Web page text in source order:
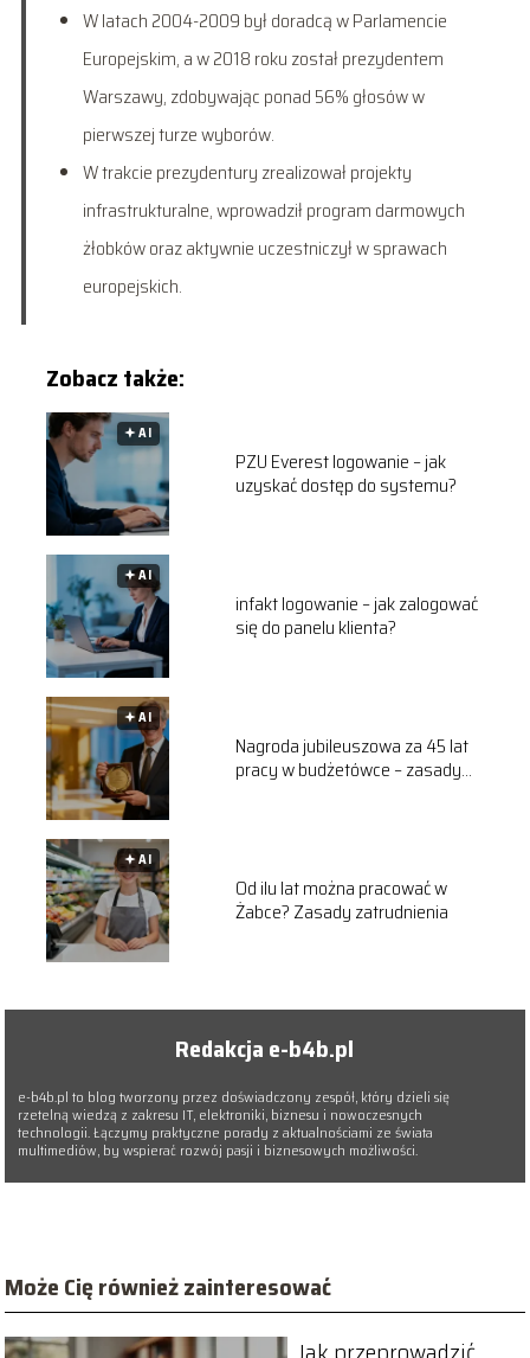
W latach 2004-2009 był doradcą w Parlamencie
Europejskim, a w 2018 roku został prezydentem
Warszawy, zdobywając ponad 56% głosów w
pierwszej turze wyborów.
W trakcie prezydentury zrealizował projekty
infrastrukturalne, wprowadził program darmowych
żłobków oraz aktywnie uczestniczył w sprawach
europejskich.
Zobacz także:
🟅 AI
PZU Everest logowanie – jak
uzyskać dostęp do systemu?
🟅 AI
infakt logowanie – jak zalogować
się do panelu klienta?
🟅 AI
Nagroda jubileuszowa za 45 lat
pracy w budżetówce – zasady
🟅 AI
Od ilu lat można pracować w
Żabce? Zasady zatrudnienia
Redakcja e-b4b.pl
e-b4b.pl to blog tworzony przez doświadczony zespół, który dzieli się
rzetelną wiedzą z zakresu IT, elektroniki, biznesu i nowoczesnych
technologii. Łączymy praktyczne porady z aktualnościami ze świata
multimediów, by wspierać rozwój pasji i biznesowych możliwości.
Może Cię również zainteresować